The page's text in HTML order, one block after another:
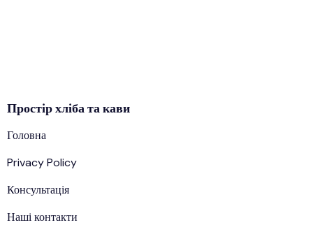
Простірхлібата кави
Головна
Privacy Policy
Консультація
Наші контакти